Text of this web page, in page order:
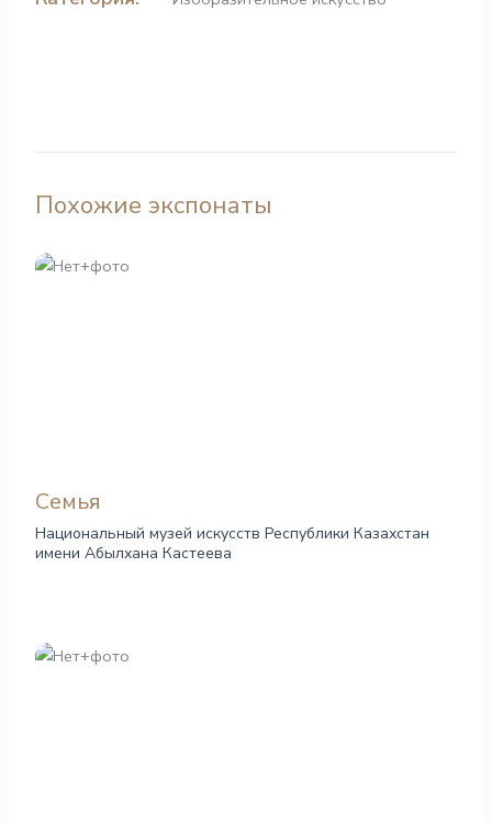
Похожие экспонаты
Семья
Национальный музей искусств Республики Казахстан
имени Абылхана Кастеева